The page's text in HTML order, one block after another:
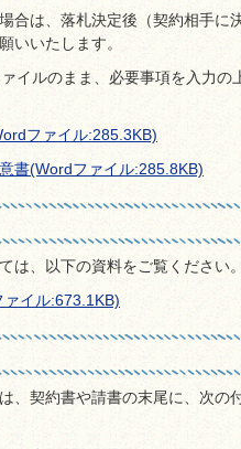
合は、落札決定後（契約相手に
いいたします。
イルのまま、必要事項を入力の
ファイル:285.3KB)
書(Wordファイル:285.8KB)
は、以下の資料をご覧ください。
イル:673.1KB)
、契約書や請書の末尾に、次の